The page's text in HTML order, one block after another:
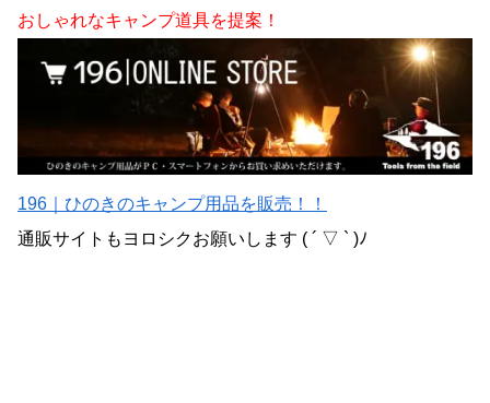
おしゃれなキャンプ道具を提案！
196｜ひのきのキャンプ用品を販売！！
通販サイトもヨロシクお願いします ( ´ ▽ ` )ﾉ